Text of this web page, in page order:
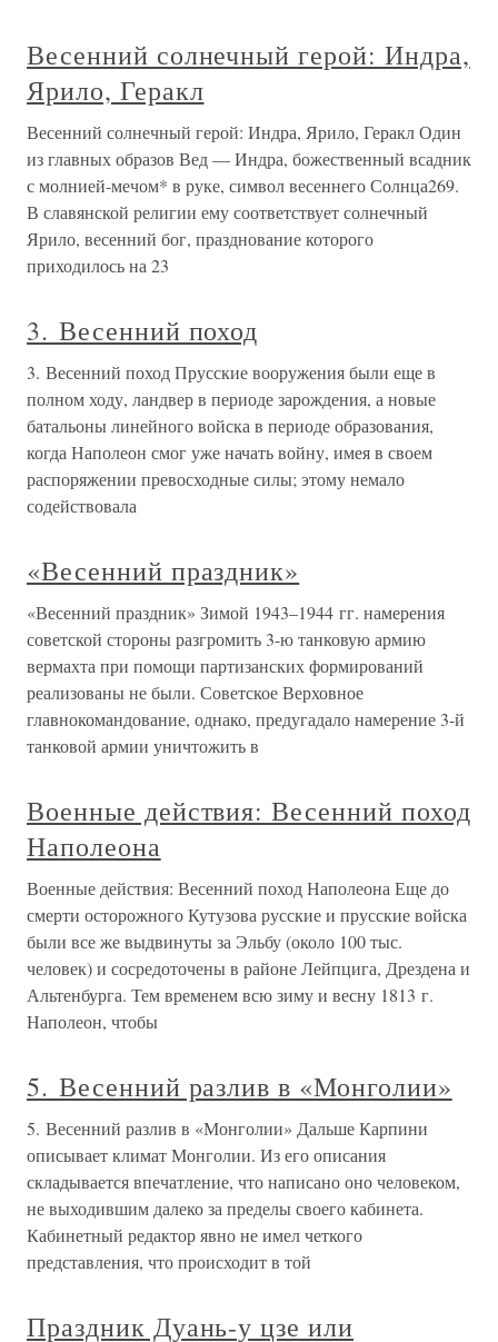
Весенний солнечный герой: Индра,
Ярило, Геракл
Весенний солнечный герой: Индра, Ярило, Геракл Один
из главных образов Вед — Индра, божественный всадник
с молнией-мечом* в руке, символ весеннего Солнца269.
В славянской религии ему соответствует солнечный
Ярило, весенний бог, празднование которого
приходилось на 23
3. Весенний поход
3. Весенний поход Прусские вооружения были еще в
полном ходу, ландвер в периоде зарождения, а новые
батальоны линейного войска в периоде образования,
когда Наполеон смог уже начать войну, имея в своем
распоряжении превосходные силы; этому немало
содействовала
«Весенний праздник»
«Весенний праздник» Зимой 1943–1944 гг. намерения
советской стороны разгромить 3-ю танковую армию
вермахта при помощи партизанских формирований
реализованы не были. Советское Верховное
главнокомандование, однако, предугадало намерение 3-й
танковой армии уничтожить в
Военные действия: Весенний поход
Наполеона
Военные действия: Весенний поход Наполеона Еще до
смерти осторожного Кутузова русские и прусские войска
были все же выдвинуты за Эльбу (около 100 тыс.
человек) и сосредоточены в районе Лейпцига, Дрездена и
Альтенбурга. Тем временем всю зиму и весну 1813 г.
Наполеон, чтобы
5. Весенний разлив в «Монголии»
5. Весенний разлив в «Монголии» Дальше Карпини
описывает климат Монголии. Из его описания
складывается впечатление, что написано оно человеком,
не выходившим далеко за пределы своего кабинета.
Кабинетный редактор явно не имел четкого
представления, что происходит в той
Праздник Дуань-у цзе или